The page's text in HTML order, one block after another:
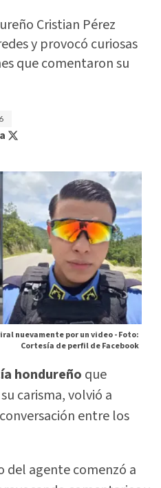
Cristian Pérez
y provocó curiosas
que comentaron su
nuevamente por un video -Foto:
Cortesía de perfil de Facebook
hondureño que
carisma, volvió a
entre los
del agente comenzó a